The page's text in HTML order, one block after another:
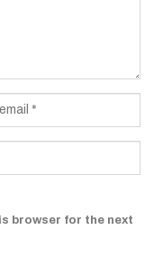
browser for the next